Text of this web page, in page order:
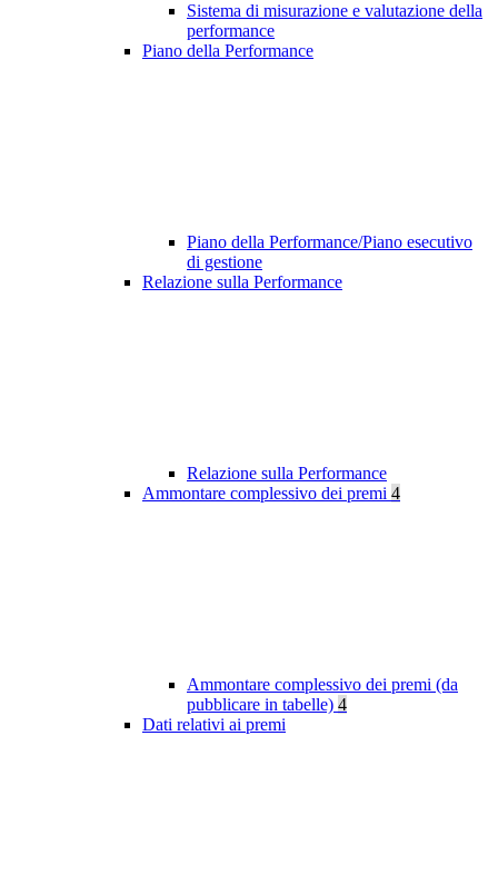
Sistema di misurazione e valutazione della
performance
Piano della Performance
Piano della Performance/Piano esecutivo
di gestione
Relazione sulla Performance
Relazione sulla Performance
Ammontare complessivo dei premi 4
Ammontare complessivo dei premi (da
pubblicare in tabelle) 4
Dati relativi ai premi